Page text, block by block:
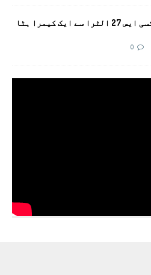
سام سنگ گلیکسی ایس 27 الٹرا سے ایک کیمرا ہٹا
0